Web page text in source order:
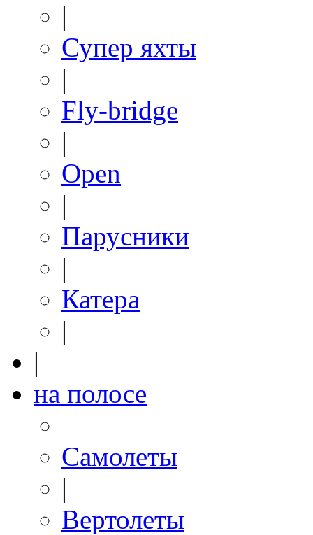
|
Супер яхты
|
Fly-bridge
|
Open
|
Парусники
|
Катера
|
|
на полосе
Самолеты
|
Вертолеты